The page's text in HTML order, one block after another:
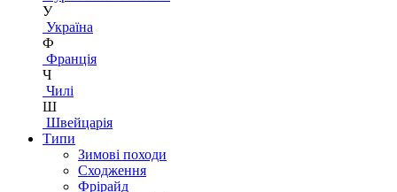
У
Україна
Ф
Франція
Ч
Чилі
Ш
Швейцарія
Типи
Зимові походи
Сходження
Фрірайд